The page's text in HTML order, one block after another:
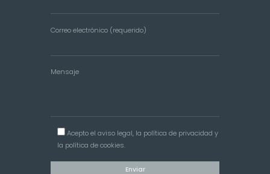
Correo electrónico (requerido)
Mensaje
Acepto elaviso legal, la política de privacidad y
la política de cookies.